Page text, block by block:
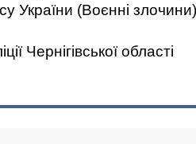
України (Воєнні
Чернігівської області